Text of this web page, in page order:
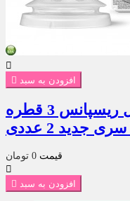

 افزودن به سبد
سرشیشه اونت اصل نچرال ریسپانس 3 قطره
قیمت 0 تومان

 افزودن به سبد